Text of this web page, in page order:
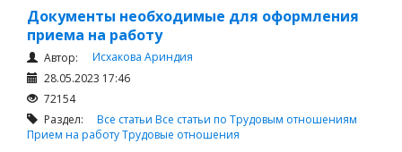
Документы необходимые для оформления
приема на работу
Автор:
Исхакова Ариндия
28.05.2023 17:46
72154
Раздел: Все статьи Все статьи по Трудовым отношениям
Прием на работуТрудовые отношения